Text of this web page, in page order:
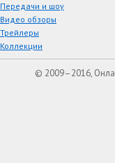
Передачи и шоу
Видео обзоры
Трейлеры
Коллекции
© 2009–2016,